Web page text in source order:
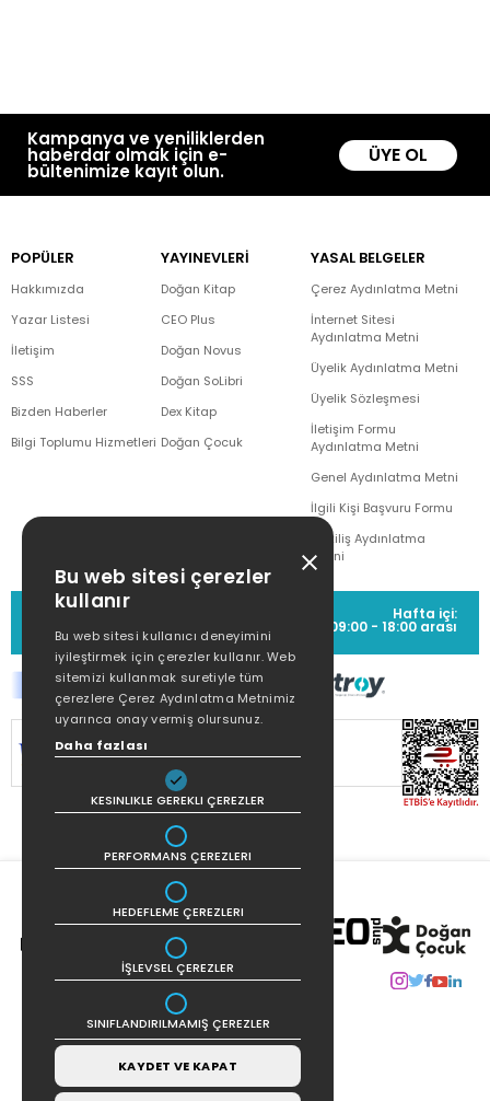
Kampanya ve yeniliklerden
haberdar olmak için e-
bültenimize kayıt olun.
ÜYE OL
POPÜLER
Hakkımızda
Yazar Listesi
İletişim
SSS
Bizden Haberler
Bilgi Toplumu Hizmetleri
YAYINEVLERİ
Doğan Kitap
CEO Plus
Doğan Novus
Doğan SoLibri
Dex Kitap
Doğan Çocuk
YASAL BELGELER
Çerez Aydınlatma Metni
İnternet Sitesi
Aydınlatma Metni
Üyelik Aydınlatma Metni
Üyelik Sözleşmesi
İletişim Formu
Aydınlatma Metni
Genel Aydınlatma Metni
İlgili Kişi Başvuru Formu
Çekiliş Aydınlatma
Metni
MÜŞTERİ HİZMETLERİ
(0212) 373 77 00
Hafta içi:
09:00 - 18:00 arası
SİTEMİZ
KORUNMAKTADIR.
Bu web sitesi çerezler
kullanır
Bu web sitesi kullanıcı deneyimini
iyileştirmek için çerezler kullanır. Web
sitemizi kullanmak suretiyle tüm
çerezlere Çerez Aydınlatma Metnimiz
uyarınca onay vermiş olursunuz.
Daha fazlası
KESINLIKLE GEREKLI ÇEREZLER
PERFORMANS ÇEREZLERI
HEDEFLEME ÇEREZLERI
İŞLEVSEL ÇEREZLER
SINIFLANDIRILMAMIŞ ÇEREZLER
KAYDET VE KAPAT